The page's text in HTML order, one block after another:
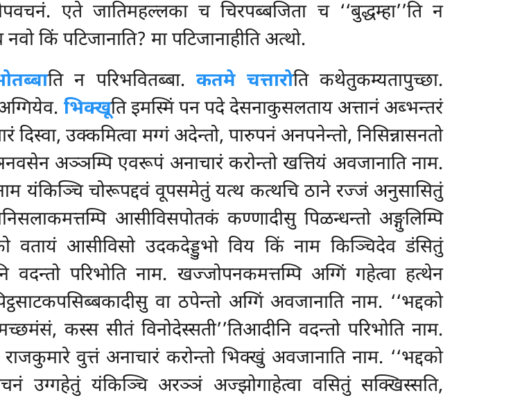
एते जातिमहल्लका च चिरपब्बजिता च ‘‘बुद्धम्हा’’ति न
किं पटिजानाति? मा पटिजानाहीति अत्थो.
ति न परिभवितब्बा.कतमे चत्तारोति कथेतुकम्यतापुच्छा.
भिक्खूति इमस्मिं पन पदे देसनाकुसलताय अत्तानं अब्भन्तरं
दिस्वा, उक्कमित्वा मग्गं अदेन्तो, पारुपनं अनपनेन्तो, निसिन्नासनतो
अञ्ञम्पि एवरूपं अनाचारं करोन्तो खत्तियं अवजानाति नाम.
नाम यंकिञ्चि चोरूपद्दवं वूपसमेतुं यत्थ कत्थचि ठाने रज्जं अनुसासितुं
आसीविसपोतकं कण्णादीसु पिळन्धन्तो अङ्गुलिम्पि
वतायं आसीविसो उदकदेड्डुभो विय किं नाम किञ्चिदेव डंसितुं
परिभोति नाम. खज्जोपनकमत्तम्पि अग्गिं गहेत्वा हत्थेन
वा ठपेन्तो अग्गिं अवजानाति नाम. ‘‘भद्दको
कस्स सीतं विनोदेस्सती’’तिआदीनि वदन्तो परिभोति नाम.
राजकुमारे वुत्तं अनाचारं करोन्तो भिक्खुं अवजानाति नाम. ‘‘भद्दको
उग्गहेतुं यंकिञ्चि अरञ्ञं अज्झोगाहेत्वा वसितुं सक्खिस्सति,